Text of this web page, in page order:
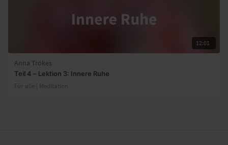
12:01
Anna Trökes
Teil 4 – Lektion 3: Innere Ruhe
Für alle | Meditation